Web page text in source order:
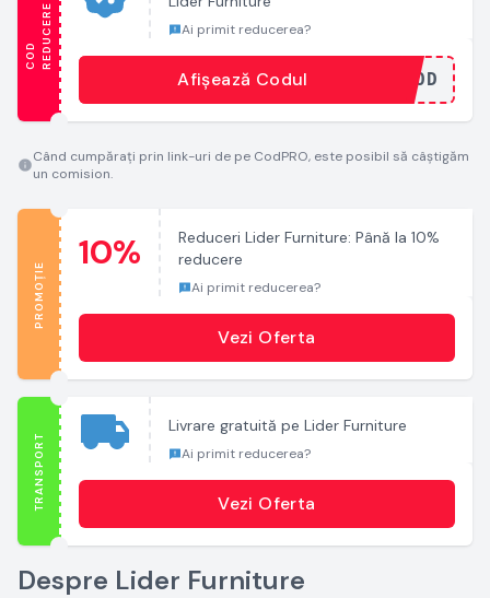
C
O
D
R
E
D
U
C
E
R E Ai primit reducerea?
...COD
Afișează Codul
Când cumpărați prin link-uri de pe CodPRO, este posibil să câștigăm
un comision.
PROMOȚIE
10%
Reduceri Lider Furniture: Până la 10%
reducere
Ai primit reducerea?
Vezi Oferta
TRANSPORT
Livrare gratuită pe Lider Furniture
Ai primit reducerea?
Vezi Oferta
Despre Lider Furniture